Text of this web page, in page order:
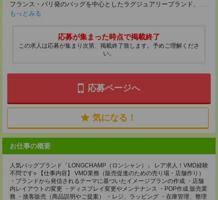
フランス・パリ発のバッグを中心としたラグジュアリーブランド、
...
もっとみる
応募が集まった時点で掲載終了
この求人は応募が集まり次第、掲載終了致します。予めご理解くださ
い。
応募ページへ
気になる！
お仕事の概要
人気バッグブランド「LONGCHAMP（ロンシャン）」 レア求人！VMD経験
不問です○ 【仕事内容】 VMD業務（販売促進のための売り場・店舗作り）
・ブランドから発信されるテーマに基づいたイメージプランの作成 ・店舗
内レイアウトの変更 ・ディスプレイ変更やメンテナンス ・POP作成 販売業
務 ・接客販売（商品説明やご提案） ・レジ、ラッピング ・在庫管理、整理